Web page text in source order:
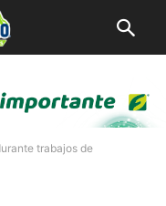
trabajos de